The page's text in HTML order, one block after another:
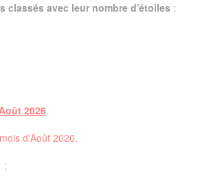
classés avec leur nombre d'étoiles :
2026
d'Août 2026.
: